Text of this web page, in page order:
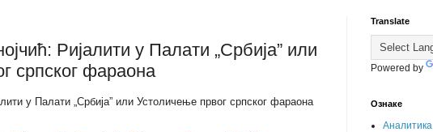
Ријалити у Палати „Србија” или
српског фараона
у Палати „Србија” или Устоличење првог српског фараона
Translate
Powered by
Ознаке
Аналитика